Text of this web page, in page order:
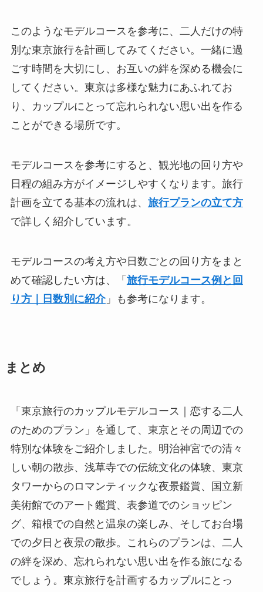
このようなモデルコースを参考に、二人だけの特
別な東京旅行を計画してみてください。一緒に過
ごす時間を大切にし、お互いの絆を深める機会に
してください。東京は多様な魅力にあふれてお
り、カップルにとって忘れられない思い出を作る
ことができる場所です。
モデルコースを参考にすると、観光地の回り方や
日程の組み方がイメージしやすくなります。旅行
計画を立てる基本の流れは、 旅行プランの立て方
で詳しく紹介しています。
モデルコースの考え方や日数ごとの回り方をまと
めて確認したい方は、「 旅行モデルコース例と回
り方｜日数別に紹介」も参考になります。
まとめ
「東京旅行のカップルモデルコース｜恋する二人
のためのプラン」を通して、東京とその周辺での
特別な体験をご紹介しました。明治神宮での清々
しい朝の散歩、浅草寺での伝統文化の体験、東京
タワーからのロマンティックな夜景鑑賞、国立新
美術館でのアート鑑賞、表参道でのショッピン
グ、箱根での自然と温泉の楽しみ、そしてお台場
での夕日と夜景の散歩。これらのプランは、二人
の絆を深め、忘れられない思い出を作る旅になる
でしょう。東京旅行を計画するカップルにとっ